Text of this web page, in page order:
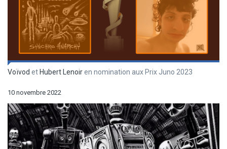
Voïvod etHubert Lenoiren nomination aux Prix Juno 2023
10 novembre 2022